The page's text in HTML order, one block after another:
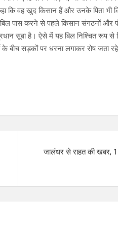
कि वह खुद किसान हैं और उनके पिता भी
पास करने से पहले किसान संगठनों और
सूबा है। ऐसे में यह बिल निश्चित रूप से
के बीच सड़कों पर धरना लगाकर रोष
जालंधर से राहत की खबर,